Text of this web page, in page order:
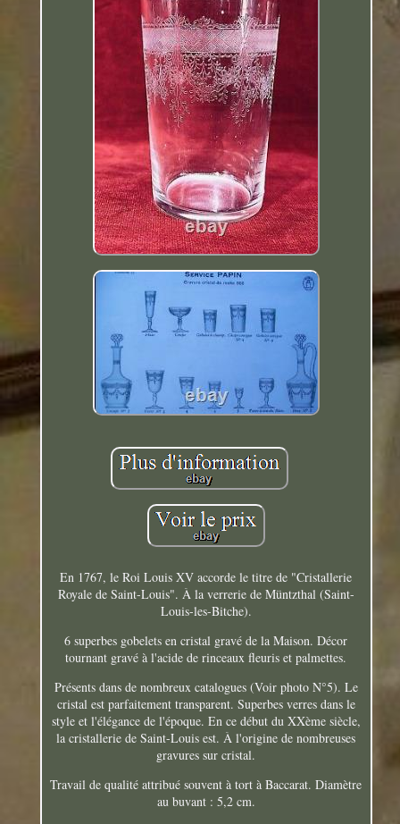
En 1767, le Roi Louis XV accorde le titre de "Cristallerie
Royale de Saint-Louis". À la verrerie de Müntzthal (Saint-
Louis-les-Bitche).
6 superbes gobelets en cristal gravé de la Maison. Décor
tournant gravé à l'acide de rinceaux fleuris et palmettes.
Présents dans de nombreux catalogues (Voir photo N°5). Le
cristal est parfaitement transparent. Superbes verres dans le
style et l'élégance de l'époque. En ce début du XXème siècle,
la cristallerie de Saint-Louis est. À l'origine de nombreuses
gravures sur cristal.
Travail de qualité attribué souvent à tort à Baccarat. Diamètre
au buvant : 5,2 cm.